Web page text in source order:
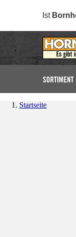
Ist
SORTIMENT
Startseite